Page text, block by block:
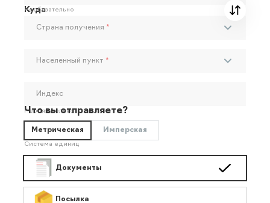
Необязательно
Куда
Страна получения *
Населенный пункт *
Индекс
Необязательно
Что вы отправляете?
Метрическая Имперская
Система единиц
Документы
Посылка